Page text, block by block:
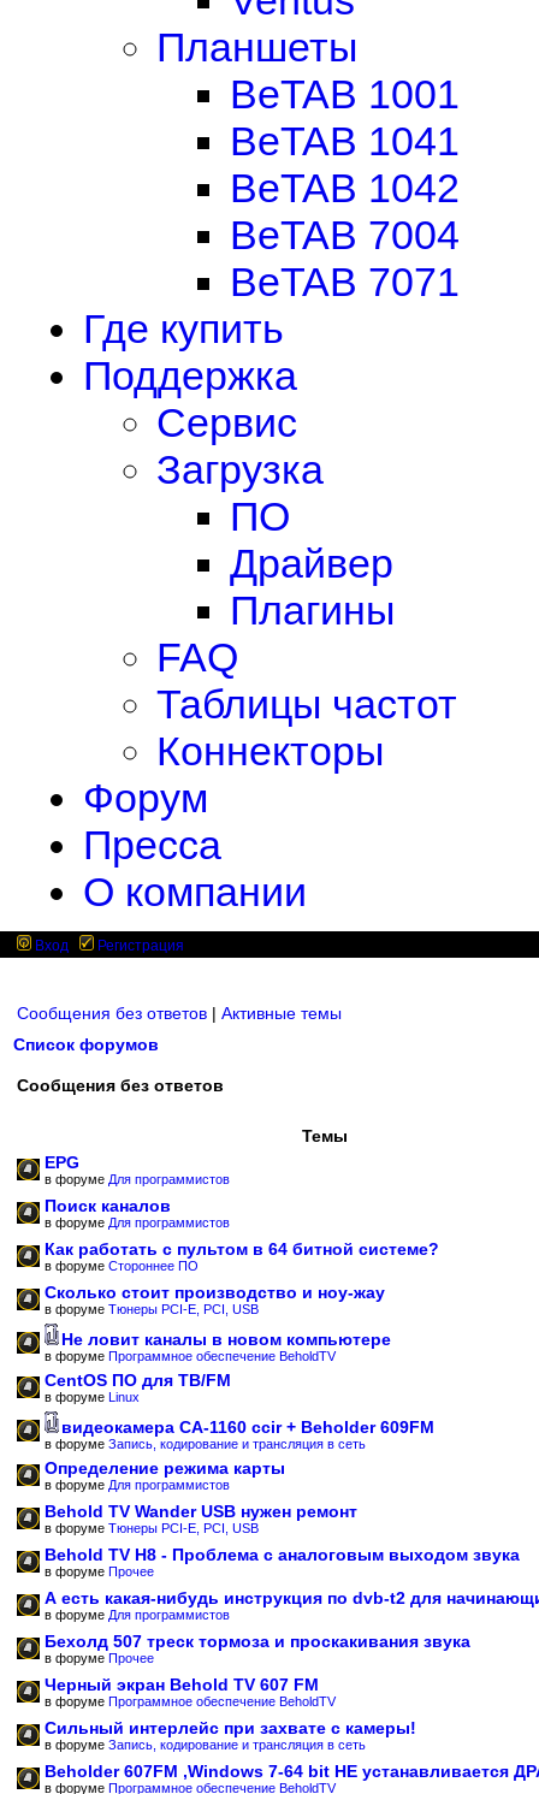
Планшеты
BeTAB 1001
BeTAB 1041
BeTAB 1042
BeTAB 7004
BeTAB 7071
Где купить
Поддержка
Сервис
Загрузка
ПО
Драйвер
Плагины
FAQ
Таблицы частот
Коннекторы
Форум
Пресса
О компании
Вход Регистрация
Сообщения без ответов | Активные темы
Список форумов
Сообщения без ответов
Темы
EPG
в форуме Для программистов
Поиск каналов
в форуме Для программистов
Как работать с пультом в 64 битной системе?
в форуме Стороннее ПО
Сколько стоит производство и ноу-жау
в форуме Тюнеры PCI-E, PCI, USB
Не ловит каналы в новом компьютере
в форуме Программное обеспечение BeholdTV
CentOS ПО для ТВ/FM
в форуме Linux
видеокамера CA-1160 ccir + Beholder 609FM
в форуме Запись, кодирование и трансляция в сеть
Определение режима карты
в форуме Для программистов
Behold TV Wander USB нужен ремонт
в форуме Тюнеры PCI-E, PCI, USB
Behold TV H8 - Проблема с аналоговым выходом звука
в форуме Прочее
А есть какая-нибудь инструкция по dvb-t2 для
в форуме Для программистов
Бехолд 507 треск тормоза и проскакивания звука
в форуме Прочее
Черный экран Behold TV 607 FM
в форуме Программное обеспечение BeholdTV
Сильный интерлейс при захвате с камеры!
в форуме Запись, кодирование и трансляция в сеть
Beholder 607FM ,Windows 7-64 bit НЕ устанавливается
в форуме Программное обеспечение BeholdTV